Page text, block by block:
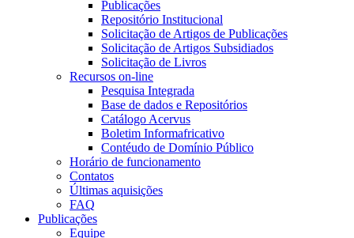
Publicações
Repositório Institucional
Solicitação de Artigos de Publicações
Solicitação de Artigos Subsidiados
Solicitação de Livros
Recursos on-line
Pesquisa Integrada
Base de dados e Repositórios
Catálogo Acervus
Boletim Informafricativo
Contéudo de Domínio Público
Horário de funcionamento
Contatos
Últimas aquisições
FAQ
Publicações
Equipe